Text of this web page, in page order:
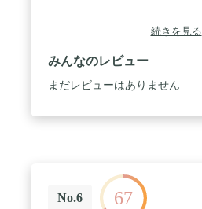
続きを見る
みんなのレビュー
まだレビューはありません
No.6 67